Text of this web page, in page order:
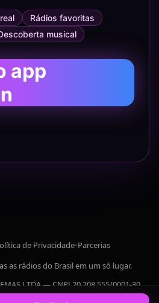
Rádios favoritas
musical
app
de Privacidade•Parcerias
as rádios do Brasil em um só lugar.
LTDA — CNPJ 20.208.555/0001-30